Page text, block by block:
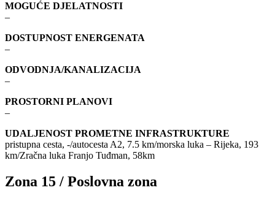
MOGUĆE DJELATNOSTI
–
DOSTUPNOST ENERGENATA
–
ODVODNJA/KANALIZACIJA
–
PROSTORNI PLANOVI
–
UDALJENOST PROMETNE INFRASTRUKTURE
pristupna cesta, -/autocesta A2, 7.5 km/morska luka – Rijeka, 193
km/Zračna luka Franjo Tuđman, 58km
Zona 15 / Poslovna zona